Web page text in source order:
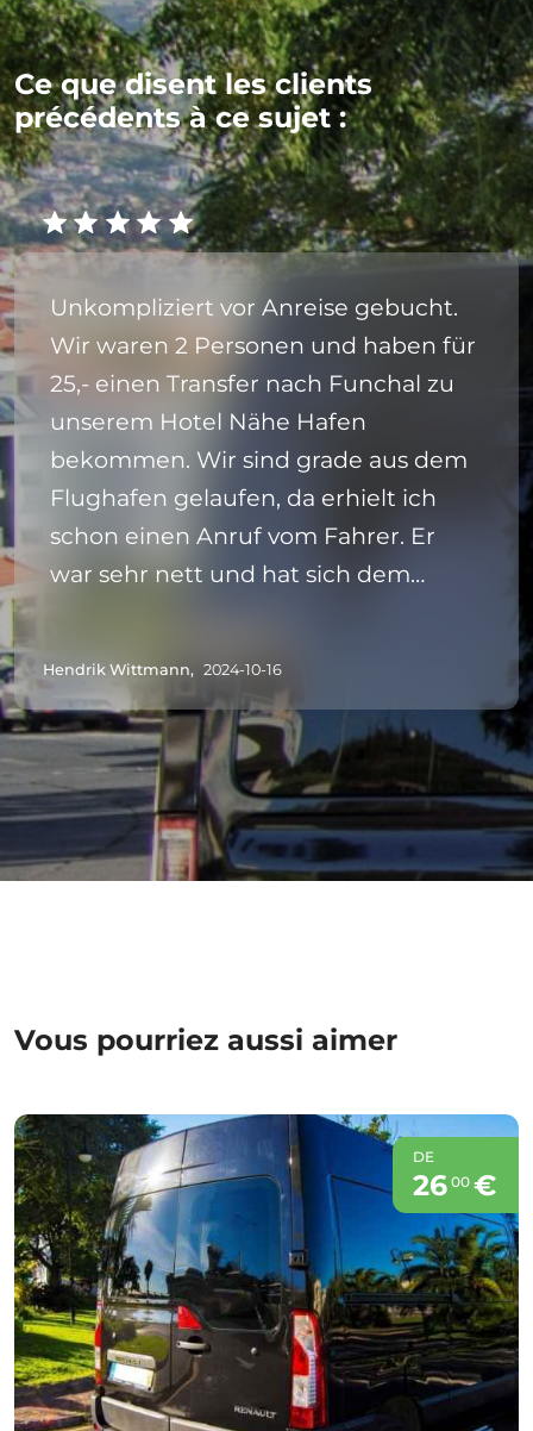
Ce que disent les clients
précédents à ce sujet :
Unkompliziert vor Anreise gebucht.
Wir waren 2 Personen und haben für
25,- einen Transfer nach Funchal zu
unserem Hotel Nähe Hafen
bekommen. Wir sind grade aus dem
Flughafen gelaufen, da erhielt ich
schon einen Anruf vom Fahrer. Er
war sehr nett und hat sich dem
während der Fahrt uns schon Tipps
gegeben was wir alles anschauen
müssen. War also alles gut!
Hendrik Wittmann, 2024-10-16
Vous pourriez aussi aimer
DE
26 00€